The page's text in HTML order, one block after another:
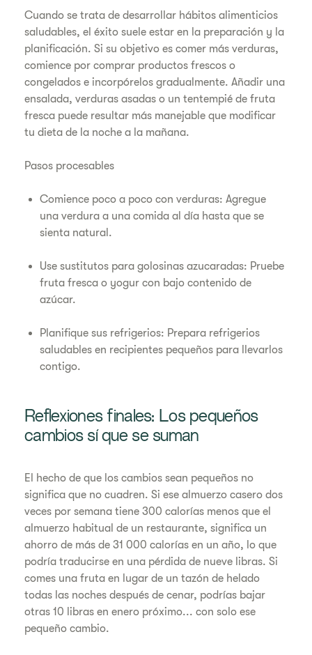
Cuando se trata de desarrollar hábitos alimenticios
saludables, el éxito suele estar en la preparación y la
planificación. Si su objetivo es comer más verduras,
comience por comprar productos frescos o
congelados e incorpórelos gradualmente. Añadir una
ensalada, verduras asadas o un tentempié de fruta
fresca puede resultar más manejable que modificar
tu dieta de la noche a la mañana.
Pasos procesables
Comience poco a poco con verduras: Agregue
una verdura a una comida al día hasta que se
sienta natural.
Use sustitutos para golosinas azucaradas: Pruebe
fruta fresca o yogur con bajo contenido de
azúcar.
Planifique sus refrigerios: Prepara refrigerios
saludables en recipientes pequeños para llevarlos
contigo.
Reflexiones finales: Los pequeños
cambios sí que se suman
El hecho de que los cambios sean pequeños no
significa que no cuadren. Si ese almuerzo casero dos
veces por semana tiene 300 calorías menos que el
almuerzo habitual de un restaurante, significa un
ahorro de más de 31 000 calorías en un año, lo que
podría traducirse en una pérdida de nueve libras. Si
comes una fruta en lugar de un tazón de helado
todas las noches después de cenar, podrías bajar
otras 10 libras en enero próximo... con solo ese
pequeño cambio.